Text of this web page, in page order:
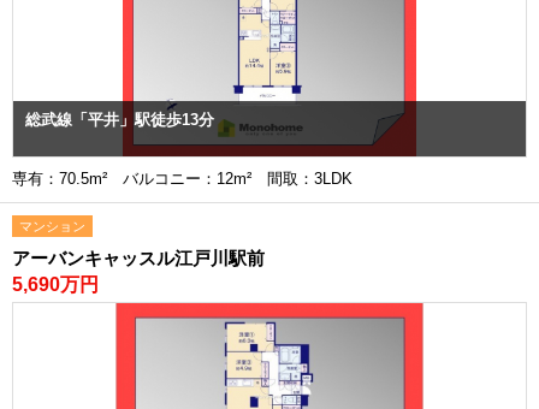
総武線「平井」駅徒歩13分
専有：70.5m² バルコニー：12m² 間取：3LDK
マンション
アーバンキャッスル江戸川駅前
5,690万円